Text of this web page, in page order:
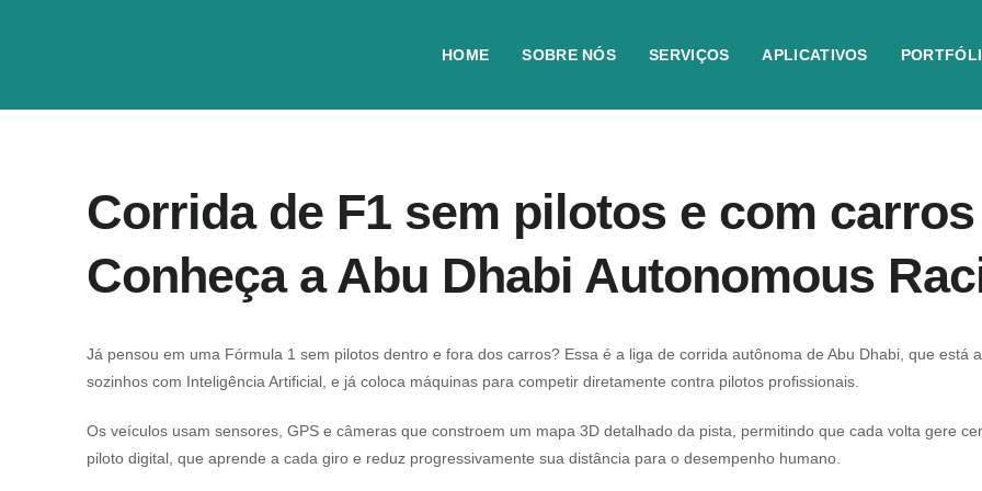
HOME SOBRE NÓS SERVIÇOS APLICATIVOS
Corrida de F1 sem pilotos e com
Conheça a Abu Dhabi Autonomous
Já pensou em uma Fórmula 1 sem pilotos dentro e fora dos carros? Essa é a liga de corrida autônoma de Abu Dhabi, que está
sozinhos com Inteligência Artificial, e já coloca máquinas para competir diretamente contra pilotos profissionais.
Os veículos usam sensores, GPS e câmeras que constroem um mapa 3D detalhado da pista, permitindo que cada volta gere
piloto digital, que aprende a cada giro e reduz progressivamente sua distância para o desempenho humano.